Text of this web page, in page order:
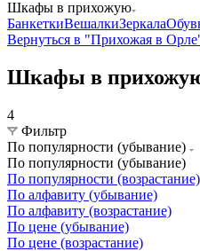
Шкафы в прихожую
БанкеткиВешалкиЗеркала
Вернуться в "Прихожая в
Шкафы в
4
Фильтр
По популярности (убывание)
По популярности (убывание)
По популярности (возрастание)
По алфавиту (убывание)
По алфавиту (возрастание)
По цене (убывание)
По цене (возрастание)